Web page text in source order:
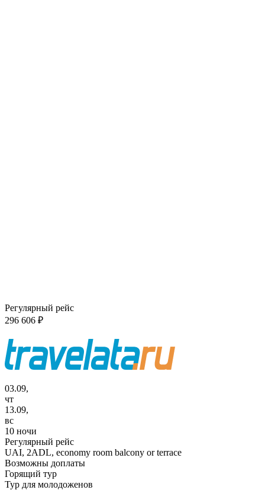
Регулярный рейс
296 606 ₽
03.09,
чт
13.09,
вс
10 ночи
Регулярный рейс
UAI, 2ADL, economy room balcony or terrace
Возможны доплаты
Горящий тур
Тур для молодоженов